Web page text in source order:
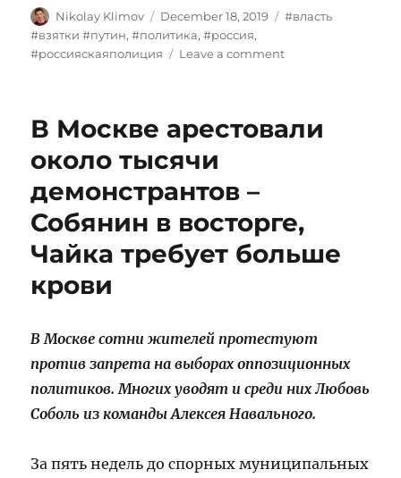
Author
Nikolay Klimov
Posted
on
December 18, 2019 Tags
#власть
#взятки #путин,#политика,#россия,
#россияскаяполиция
Leave a commenton
властью
принимает
все
больше
В Москве арестовали
около тысячи
демонстрантов –
Собянин в восторге,
Чайка требует больше
крови
В Москве сотни жителей протестуют
против запрета на выборах оппозиционных
политиков. Многих уводят и среди них Любовь
Соболь из команды Алексея Навального.
За пять недель до спорных муниципальных